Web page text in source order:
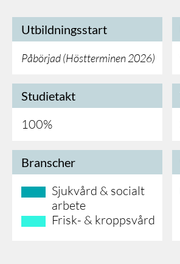
Utbildningsstart
Påbörjad (Höstterminen 2026)
Studietakt
100%
Branscher
Sjukvård & socialt
arbete
Frisk- & kroppsvård